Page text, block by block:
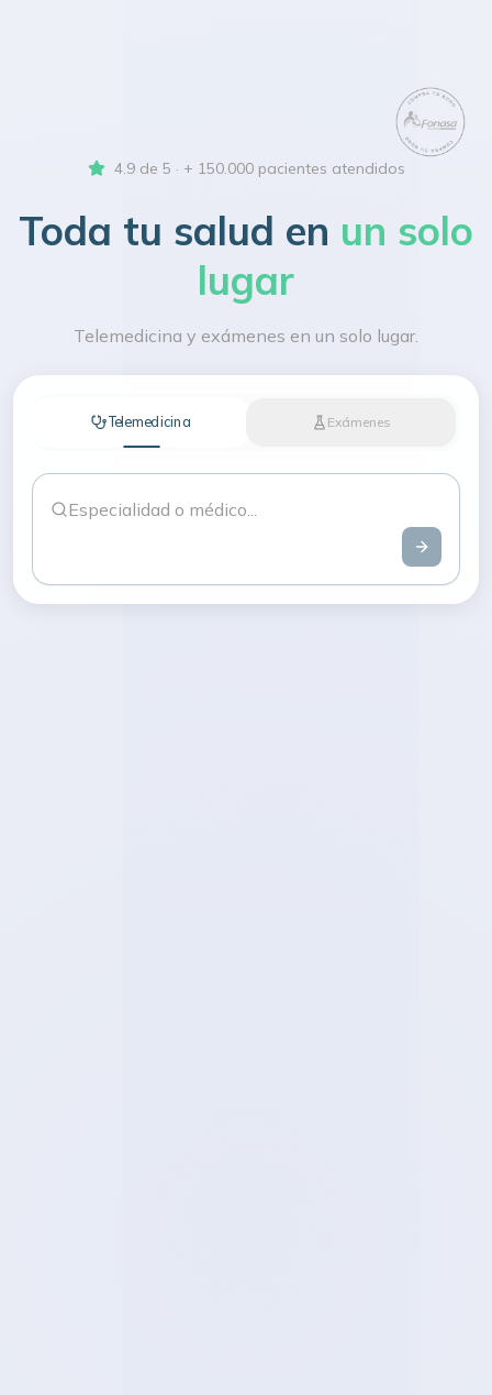
4.9 de 5 · + 150.000 pacientes atendidos
Toda tu salud en un solo
lugar
Telemedicina y exámenes en un solo lugar.
Telemedicina Exámenes